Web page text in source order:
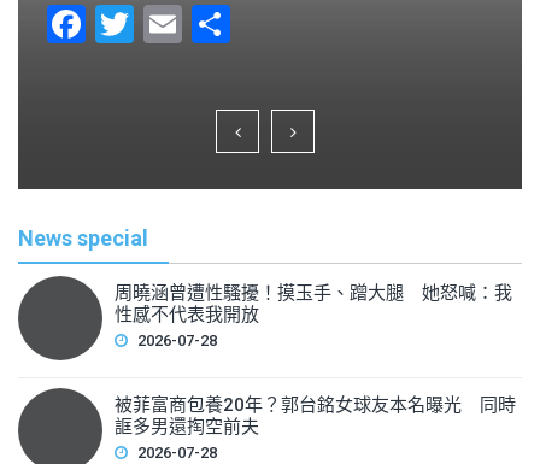
F
b
o
k
T
E
ar
e
News special
周曉涵曾遭性騷擾！摸玉手、蹭大腿 她怒喊：我
性感不代表我開放
2026-07-28
被菲富商包養20年？郭台銘女球友本名曝光 同時
誆多男還掏空前夫
2026-07-28